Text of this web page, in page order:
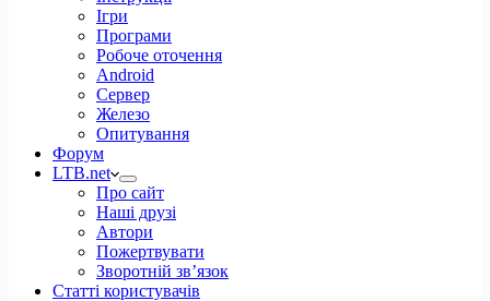
Ігри
Програми
Робоче оточення
Android
Сервер
Железо
Опитування
Форум
LTB.net
Про сайт
Наші друзі
Автори
Пожертвувати
Зворотній зв’язок
Статті користувачів